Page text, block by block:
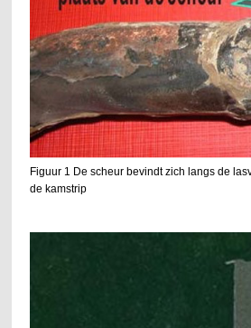
Figuur 1 De scheur bevindt zich langs de
de kamstrip